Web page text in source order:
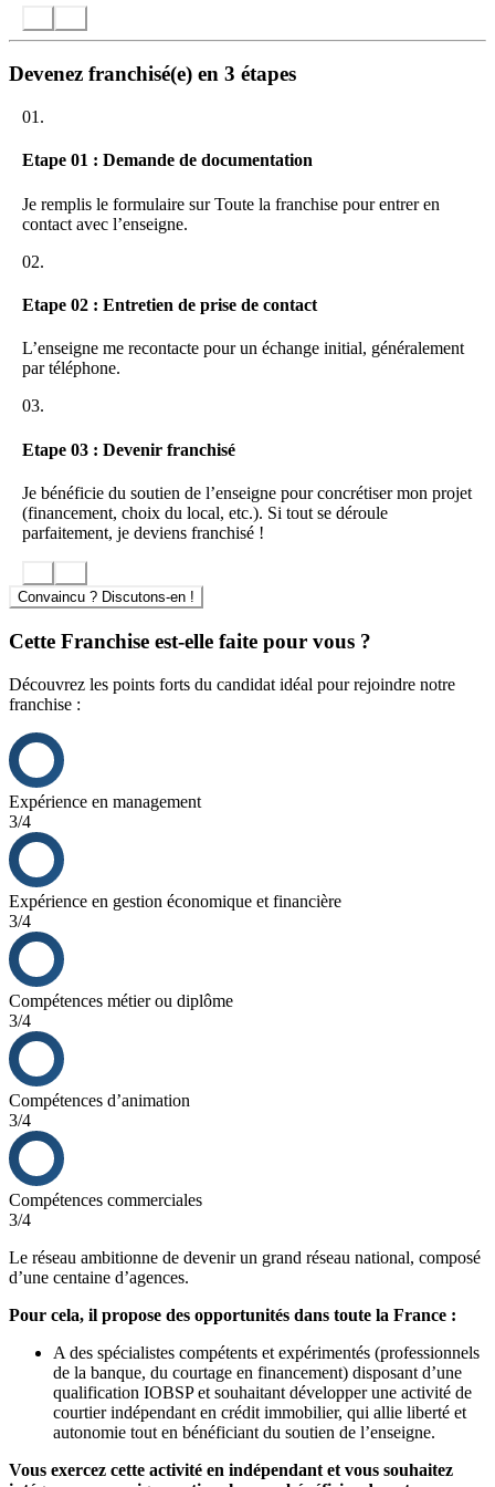
simulation
Une plateforme collaborative / extranet avec de très
nombreuses fonctionnalités
Une centrale d’achat
Un back-office pour le soutien administratif des courtiers et à
Un soutien permanent par les équipes du siège
afin d’échanger sur la vie du réseau et de permettre à
l’ensemble des acteurs du réseau de se rencontrer dans un
marque et de services.
Devenez franchisé(e) en 3 étapes
01.
Etape 01 : Demande de documentation
Je remplis le formulaire sur Toute la franchise pour entrer en
contact avec l’enseigne.
02.
Etape 02 : Entretien de prise de contact
L’enseigne me recontacte pour un échange initial, généralement
par téléphone.
03.
Etape 03 : Devenir franchisé
Je bénéficie du soutien de l’enseigne pour concrétiser mon projet
(financement, choix du local, etc.). Si tout se déroule
parfaitement, je deviens franchisé !
Convaincu ? Discutons-en !
Cette Franchise est-elle faite pour vous ?
Découvrez les points forts du candidat idéal pour rejoindre notre
franchise :
Expérience en management
3/4
Expérience en gestion économique et financière
3/4
Compétences métier ou diplôme
3/4
Compétences d’animation
3/4
Compétences commerciales
3/4
Le réseau ambitionne de devenir un grand réseau national, composé
d’une centaine d’agences.
Pour cela, il propose des opportunités dans toute la France :
A des spécialistes compétents et expérimentés (professionnels
de la banque, du courtage en financement) disposant d’une
qualification IOBSP et souhaitant développer une activité de
courtier indépendant en crédit immobilier, qui allie liberté et
autonomie tout en bénéficiant du soutien de l’enseigne.
Vous exercez cette activité en indépendant et vous souhaitez